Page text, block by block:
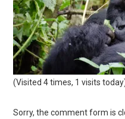
(Visited 4 times, 1 visits
Sorry, the comment form is